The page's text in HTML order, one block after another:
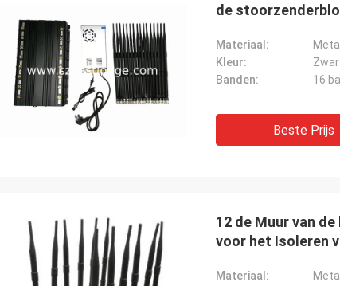
de
Materiaal:
Kleur:
Banden:
Beste Prijs
12 de Muur van
voor het Isoleren
Materiaal: